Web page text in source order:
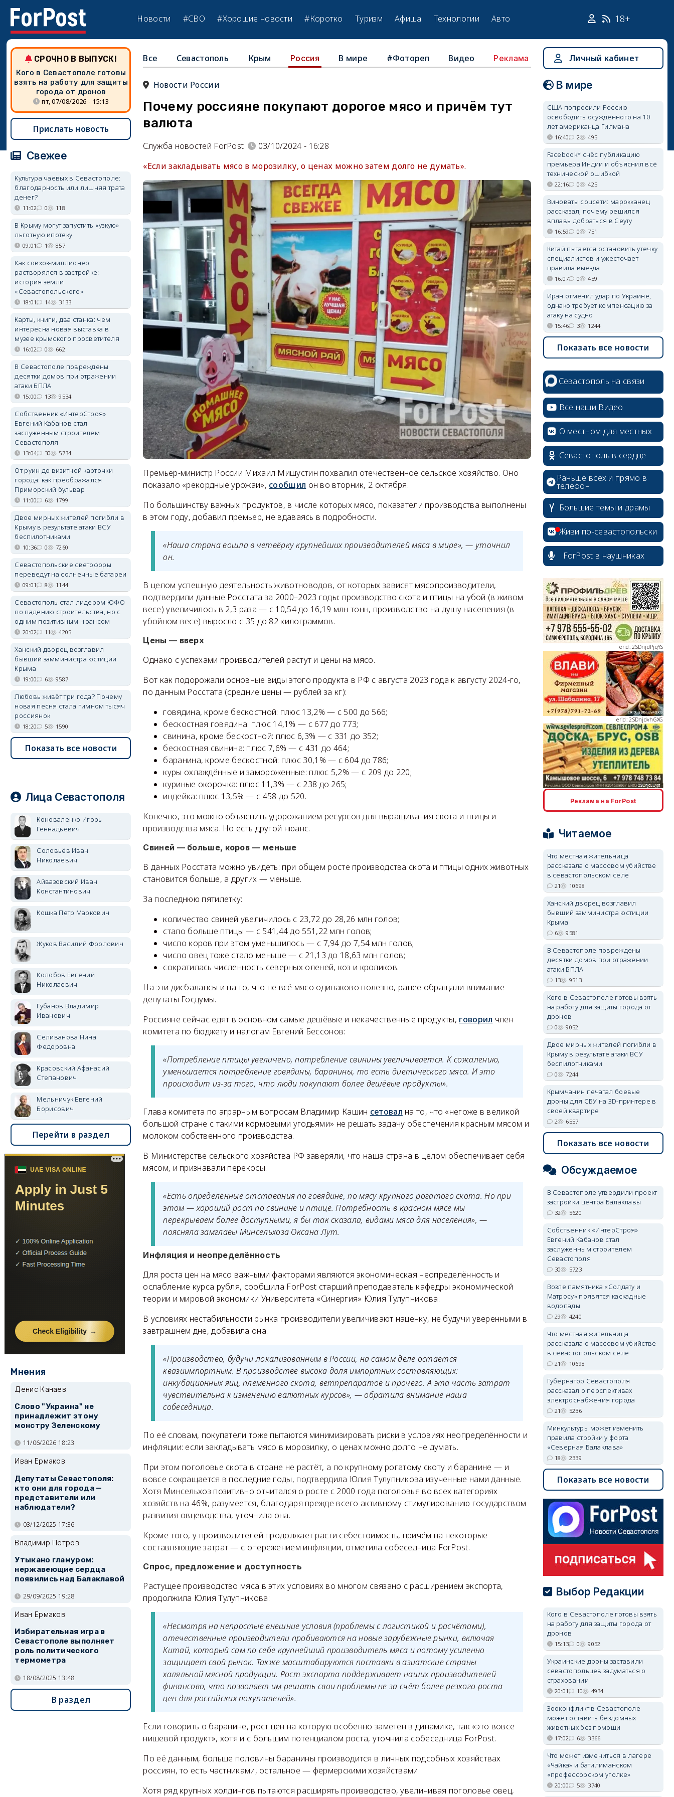
Новости #СВО #Хорошие новости #Коротко Туризм Афиша Технологии Авто 18+
Все Севастополь Крым Россия В мире #Фотореп Видео Реклама
Новости России
Почему россияне покупают дорогое мясо и причём тут
валюта
Служба новостей ForPost
03/10/2024 - 16:28
«Если закладывать мясо в морозилку, о ценах можно затем долго не думать».
Премьер-министр России Михаил Мишустин похвалил отечественное сельское хозяйство. Оно
показало «рекордные урожаи», сообщил он во вторник, 2 октября.
По большинству важных продуктов, в числе которых мясо, показатели производства выполнены
в этом году, добавил премьер, не вдаваясь в подробности.
«Наша страна вошла в четвёрку крупнейших производителей мяса в мире», — уточнил
он.
В целом успешную деятельность животноводов, от которых зависят мясопроизводители,
подтвердили данные Росстата за 2000–2023 годы: производство скота и птицы на убой (в живом
весе) увеличилось в 2,3 раза — с 10,54 до 16,19 млн тонн, производство на душу населения (в
убойном весе) выросло с 35 до 82 килограммов.
Цены — вверх
Однако с успехами производителей растут и цены на мясо.
Вот как подорожали основные виды этого продукта в РФ с августа 2023 года к августу 2024-го,
по данным Росстата (средние цены — рублей за кг):
говядина, кроме бескостной: плюс 13,2% — с 500 до 566;
бескостная говядина: плюс 14,1% — с 677 до 773;
свинина, кроме бескостной: плюс 6,3% — с 331 до 352;
бескостная свинина: плюс 7,6% — с 431 до 464;
баранина, кроме бескостной: плюс 30,1% — с 604 до 786;
куры охлаждённые и замороженные: плюс 5,2% — с 209 до 220;
куриные окорочка: плюс 11,3% — с 238 до 265;
индейка: плюс 13,5% — с 458 до 520.
Конечно, это можно объяснить удорожанием ресурсов для выращивания скота и птицы и
производства мяса. Но есть другой нюанс.
Свиней — больше, коров — меньше
В данных Росстата можно увидеть: при общем росте производства скота и птицы одних животных
становится больше, а других — меньше.
За последнюю пятилетку:
количество свиней увеличилось с 23,72 до 28,26 млн голов;
стало больше птицы — с 541,44 до 551,22 млн голов;
число коров при этом уменьшилось — с 7,94 до 7,54 млн голов;
число овец тоже стало меньше — с 21,13 до 18,63 млн голов;
сократилась численность северных оленей, коз и кроликов.
На эти дисбалансы и на то, что не всё мясо одинаково полезно, ранее обращали внимание
депутаты Госдумы.
Россияне сейчас едят в основном самые дешёвые и некачественные продукты, говорил член
комитета по бюджету и налогам Евгений Бессонов:
«Потребление птицы увеличено, потребление свинины увеличивается. К сожалению,
уменьшается потребление говядины, баранины, то есть диетического мяса. И это
происходит из-за того, что люди покупают более дешёвые продукты».
Глава комитета по аграрным вопросам Владимир Кашин сетовал на то, что «негоже в великой
большой стране с такими кормовыми угодьями» не решать задачу обеспечения красным мясом и
молоком собственного производства.
В Министерстве сельского хозяйства РФ заверяли, что наша страна в целом обеспечивает себя
мясом, и признавали перекосы.
«Есть определённые отставания по говядине, по мясу крупного рогатого скота. Но при
этом — хороший рост по свинине и птице. Потребность в красном мясе мы
перекрываем более доступными, я бы так сказала, видами мяса для населения», —
поясняла замглавы Минсельхоза Оксана Лут.
Инфляция и неопределённость
Для роста цен на мясо важными факторами являются экономическая неопределённость и
ослабление курса рубля, сообщила ForPost старший преподаватель кафедры экономической
теории и мировой экономики Университета «Синергия» Юлия Тулупникова.
В условиях нестабильности рынка производители увеличивают наценку, не будучи уверенными в
завтрашнем дне, добавила она.
«Производство, будучи локализованным в России, на самом деле остаётся
квазиимпортным. В производстве высока доля импортных составляющих:
инкубационных яиц, племенного скота, ветпрепаратов и прочего. А эта часть затрат
чувствительна к изменению валютных курсов», — обратила внимание наша
собеседница.
По её словам, покупатели тоже пытаются минимизировать риски в условиях неопределённости и
инфляции: если закладывать мясо в морозилку, о ценах можно долго не думать.
При этом поголовье скота в стране не растёт, а по крупному рогатому скоту и баранине — и
вовсе сокращается в последние годы, подтвердила Юлия Тулупникова изученные нами данные.
Хотя Минсельхоз позитивно отчитался о росте с 2000 года поголовья во всех категориях
хозяйств на 46%, разумеется, благодаря прежде всего активному стимулированию государством
развития овцеводства, уточнила она.
Кроме того, у производителей продолжает расти себестоимость, причём на некоторые
составляющие затрат — с опережением инфляции, отметила собеседница ForPost.
Спрос, предложение и доступность
Растущее производство мяса в этих условиях во многом связано с расширением экспорта,
продолжила Юлия Тулупникова:
«Несмотря на непростые внешние условия (проблемы с логистикой и расчётами),
отечественные производители пробиваются на новые зарубежные рынки, включая
Китай, который сам по себе крупнейший производитель мяса и потому усиленно
защищает свой рынок. Также масштабируются поставки в азиатские страны
халяльной мясной продукции. Рост экспорта поддерживает наших производителей
финансово, что позволяет им решать свои проблемы не за счёт более резкого роста
цен для российских покупателей».
Если говорить о баранине, рост цен на которую особенно заметен в динамике, так «это вовсе
нишевой продукт», хотя и с большим потенциалом роста, уточнила собеседница ForPost.
По её данным, больше половины баранины производится в личных подсобных хозяйствах
россиян, то есть частниками, остальное — фермерскими хозяйствами.
Хотя ряд крупных холдингов пытаются расширять производство, увеличивая поголовье овец,
СРОЧНО В ВЫПУСК!
Кого в Севастополе готовы
взять на работу для защиты
города от дронов
пт, 07/08/2026 - 15:13
Прислать новость
Свежее
Культура чаевых в Севастополе:
благодарность или лишняя трата
денег?
11:02 0 118
В Крыму могут запустить «узкую»
льготную ипотеку
09:01 1 857
Как совхоз-миллионер
растворялся в застройке:
история земли
«Севастопольского»
18:01 14 3133
Карты, книги, два станка: чем
интересна новая выставка в
музее крымского просветителя
16:02 0 662
В Севастополе повреждены
десятки домов при отражении
атаки БПЛА
15:00 13 9534
Собственник «ИнтерСтроя»
Евгений Кабанов стал
заслуженным строителем
Севастополя
13:04 30 5734
От руин до визитной карточки
города: как преображался
Приморский бульвар
11:00 6 1799
Двое мирных жителей погибли в
Крыму в результате атаки ВСУ
беспилотниками
10:36 0 7260
Севастопольские светофоры
переведут на солнечные батареи
09:01 8 1144
Севастополь стал лидером ЮФО
по падению строительства, но с
одним позитивным нюансом
20:02 11 4205
Ханский дворец возглавил
бывший замминистра юстиции
Крыма
19:00 6 9587
Любовь живёт три года? Почему
новая песня стала гимном тысяч
россиянок
18:20 5 1590
Показать все новости
Лица Севастополя
Коноваленко Игорь
Геннадьевич
Соловьёв Иван
Николаевич
Айвазовский Иван
Константинович
Кошка Петр Маркович
Жуков Василий Фролович
Колобов Евгений
Николаевич
Губанов Владимир
Иванович
Селиванова Нина
Федоровна
Красовский Афанасий
Степанович
Мельничук Евгений
Борисович
Перейти в раздел
Мнения
Денис Канаев
Слово "Украина" не
принадлежит этому
монстру Зеленскому
11/06/2026 18:23
Иван Ермаков
Депутаты Севастополя:
кто они для города —
представители или
наблюдатели?
03/12/2025 17:36
Владимир Петров
Утыкано гламуром:
нержавеющие сердца
появились над Балаклавой
29/09/2025 19:28
Иван Ермаков
Избирательная игра в
Севастополе выполняет
роль политического
термометра
18/08/2025 13:48
В раздел
Личный кабинет
В мире
США попросили Россию
освободить осуждённого на 10
лет американца Гилмана
16:40 2 495
Facebook* снёс публикацию
премьера Индии и объяснил всё
технической ошибкой
22:16 0 425
Виноваты соцсети: марокканец
рассказал, почему решился
вплавь добраться в Сеуту
16:59 0 751
Китай пытается остановить утечку
специалистов и ужесточает
правила выезда
16:07 0 459
Иран отменил удар по Украине,
однако требует компенсацию за
атаку на судно
15:46 3 1244
Показать все новости
Севастополь на связи
Все наши Видео
О местном для местных
Севастополь в сердце
Раньше всех и прямо в
телефон
Большие темы и драмы
Живи по-севастопольски
ForPost в наушниках
erid: 2SDnjdPjgYS
erid: 2SDnjdvhGXG
erid: 2SDnjcLUypt
erid: 2SDnjcrDNw6
erid: 2SDnjdPjgYS
erid: 2SDnjdvhGXG
Реклама на ForPost
Читаемое
Что местная жительница
рассказала о массовом убийстве
в севастопольском селе
21 10698
Ханский дворец возглавил
бывший замминистра юстиции
Крыма
6 9581
В Севастополе повреждены
десятки домов при отражении
атаки БПЛА
13 9513
Кого в Севастополе готовы взять
на работу для защиты города от
дронов
0 9052
Двое мирных жителей погибли в
Крыму в результате атаки ВСУ
беспилотниками
0 7244
Крымчанин печатал боевые
дроны для СБУ на 3D-принтере в
своей квартире
2 6557
Показать все новости
Обсуждаемое
В Севастополе утвердили проект
застройки центра Балаклавы
32 5620
Собственник «ИнтерСтроя»
Евгений Кабанов стал
заслуженным строителем
Севастополя
30 5723
Возле памятника «Солдату и
Матросу» появятся каскадные
водопады
29 4240
Что местная жительница
рассказала о массовом убийстве
в севастопольском селе
21 10698
Губернатор Севастополя
рассказал о перспективах
электроснабжения города
21 5236
Минкультуры может изменить
правила стройки у форта
«Северная Балаклава»
18 2339
Показать все новости
Выбор Редакции
Кого в Севастополе готовы взять
на работу для защиты города от
дронов
15:13 0 9052
Украинские дроны заставили
севастопольцев задуматься о
страховании
20:01 10 4934
Зооконфликт в Севастополе
может оставить бездомных
животных без помощи
17:02 6 3366
Что может измениться в лагере
«Чайка» и батилиманском
«профессорском уголке»
20:00 5 3740